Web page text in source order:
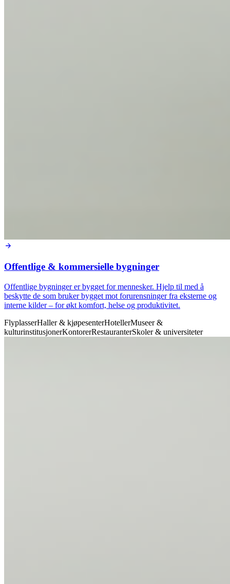
Offentlige & kommersielle bygninger
Offentlige bygninger er bygget for mennesker. Hjelp til med å
beskytte de som bruker bygget mot forurensninger fra eksterne og
interne kilder – for økt komfort, helse og produktivitet.
FlyplasserHaller & kjøpesenterHotellerMuseer &
kulturinstitusjonerKontorerRestauranterSkoler & universiteter